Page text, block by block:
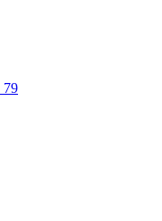
79